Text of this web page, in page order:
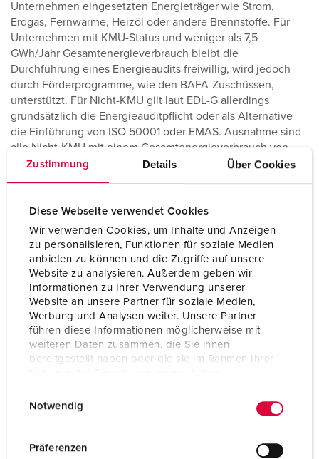
Zustimmung Details Über Cookies
Diese Webseite verwendet Cookies
Wir verwenden Cookies, um Inhalte und Anzeigen
zu personalisieren, Funktionen für soziale Medien
anbieten zu können und die Zugriffe auf unsere
Website zu analysieren. Außerdem geben wir
Informationen zu Ihrer Verwendung unserer
Website an unsere Partner für soziale Medien,
Werbung und Analysen weiter. Unsere Partner
führen diese Informationen möglicherweise mit
weiteren Daten zusammen, die Sie ihnen
bereitgestellt haben oder die sie im Rahmen Ihrer
Notwendig
Präferenzen
Unternehmen eingesetzten Energieträger wie Strom,
Erdgas, Fernwärme, Heizöl oder andere Brennstoffe. Für
Unternehmen mit KMU-Status und weniger als 7,5
GWh/Jahr Gesamtenergieverbrauch bleibt die
Durchführung eines Energieaudits freiwillig, wird jedoch
durch Förderprogramme, wie den BAFA-Zuschüssen,
unterstützt. Für Nicht-KMU gilt laut EDL-G allerdings
grundsätzlich die Energieauditpflicht oder als Alternative
die Einführung von ISO 50001 oder EMAS. Ausnahme sind
alle Nicht-KMU mit einem Gesamtenergieverbrauch von
höchstens 0,5 GWh/Jahr, die nur eine vereinfachte
Da Geschäftspartner und Kunden zunehmend auf
Nachhaltigkeit und Energieeffizienz achten, setzen auch
immer mehr kleine und mittlere Unternehmen
Energiemonitoring ein, um Kosten zu senken und sich im
Wettbewerb besser zu positionieren.
Wird die Einführung einer Energiemonitoring-
Software gefördert?